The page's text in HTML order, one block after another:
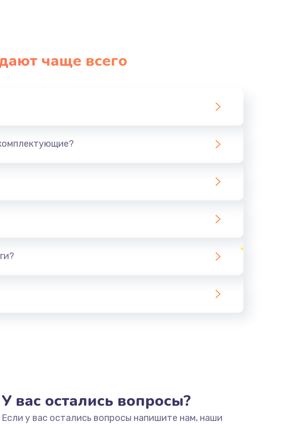
чаще всего
У вас остались вопросы?
Если у вас остались вопросы напишите нам, наши